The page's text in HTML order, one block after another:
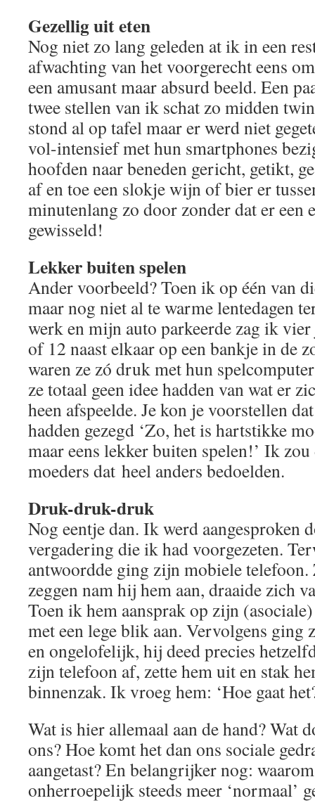
Gezellig uit eten
Nog niet zo lang geleden at ik in een
afwachting van het voorgerecht eens
een amusant maar absurd beeld. Een
twee stellen van ik schat zo midden
stond al op tafel maar er werd niet
vol-intensief met hun smartphones
hoofden naar beneden gericht, getikt,
af en toe een slokje wijn of bier er
minutenlang zo door zonder dat er een
gewisseld!
Lekker buiten spelen
Ander voorbeeld? Toen ik op één van
maar nog niet al te warme lentedagen
werk en mijn auto parkeerde zag ik vier
of 12 naast elkaar op een bankje in de
waren ze zó druk met hun
ze totaal geen idee hadden van wat er
heen afspeelde. Je kon je voorstellen
hadden gezegd ‘Zo, het is hartstikke
maar eens lekker buiten spelen!’ Ik
moeders dat heel anders bedoelden.
Druk-druk-druk
Nog eentje dan. Ik werd aangesproken
vergadering die ik had voorgezeten.
antwoordde ging zijn mobiele telefoon.
zeggen nam hij hem aan, draaide zich
Toen ik hem aansprak op zijn
met een lege blik aan. Vervolgens
en ongelofelijk, hij deed precies
zijn telefoon af, zette hem uit en stak
binnenzak. Ik vroeg hem: ‘Hoe gaat
Wat is hier allemaal aan de hand? Wat
ons? Hoe komt het dan ons sociale
aangetast? En belangrijker nog:
onherroepelijk steeds meer ‘normaal’